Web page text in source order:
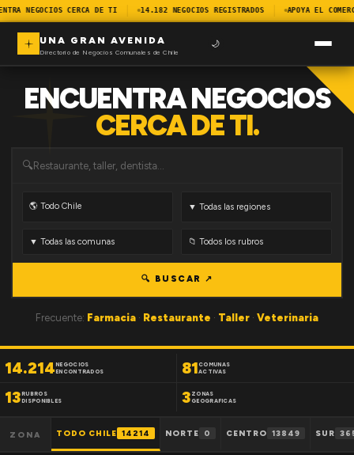
NEGOCIOS CERCA DE TI 14.182 NEGOCIOS REGISTRADOS APOYA EL
UNA GRAN AVENIDA
Directorio de Negocios Comunales de Chile
🌙
ENCUENTRA NEGOCIOS
CERCA DE TI.
🔍
🔍 BUSCAR ↗
Frecuente: Farmacia · Restaurante · Taller · Veterinaria
14.214NEGOCIOS
ENCONTRADOS
81 COMUNAS
ACTIVAS
13RUBROS
DISPONIBLES
3 ZONAS
GEOGRAFICAS
ZONA TODO CHILE 14214 NORTE 0 CENTRO 13849 SUR